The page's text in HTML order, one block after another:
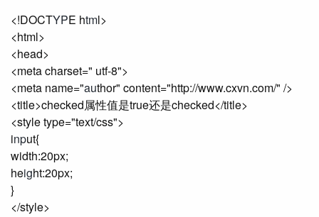
<!DOCTYPE html>
<html>
<head>
<meta charset=" utf-8">
<meta name="author" content="http://www.cxvn.com/" />
<title>checked属性值是true还是checked</title>
<style type="text/css">
input{
width:20px;
height:20px;
}
</style>